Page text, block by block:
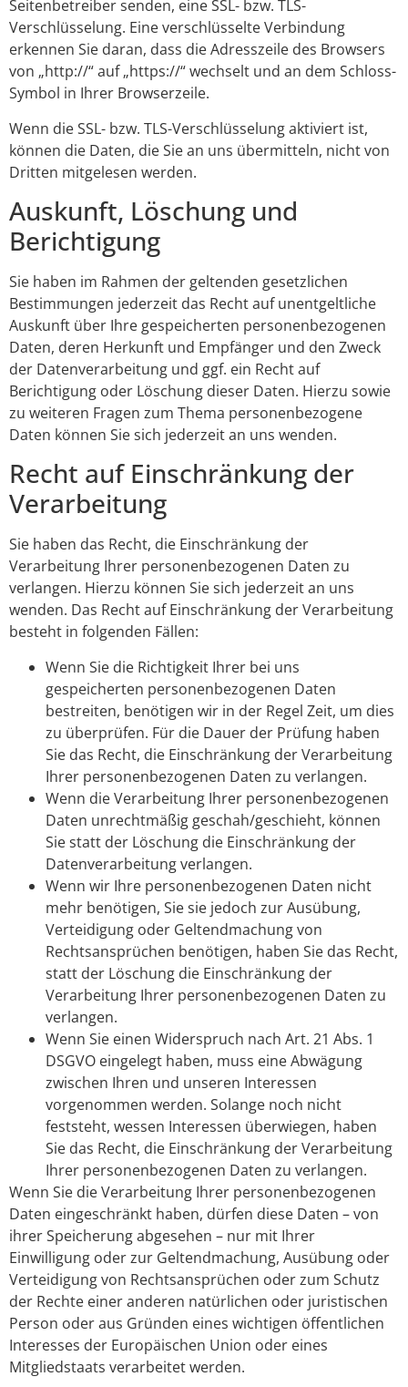
Seitenbetreiber senden, eine SSL- bzw. TLS-
Verschlüsselung. Eine verschlüsselte Verbindung
erkennen Sie daran, dass die Adresszeile des Browsers
von „http://“ auf „https://“ wechselt und an dem Schloss-
Symbol in Ihrer Browserzeile.
Wenn die SSL- bzw. TLS-Verschlüsselung aktiviert ist,
können die Daten, die Sie an uns übermitteln, nicht von
Dritten mitgelesen werden.
Auskunft, Löschung und
Berichtigung
Sie haben im Rahmen der geltenden gesetzlichen
Bestimmungen jederzeit das Recht auf unentgeltliche
Auskunft über Ihre gespeicherten personenbezogenen
Daten, deren Herkunft und Empfänger und den Zweck
der Datenverarbeitung und ggf. ein Recht auf
Berichtigung oder Löschung dieser Daten. Hierzu sowie
zu weiteren Fragen zum Thema personenbezogene
Daten können Sie sich jederzeit an uns wenden.
Recht auf Einschränkung der
Verarbeitung
Sie haben das Recht, die Einschränkung der
Verarbeitung Ihrer personenbezogenen Daten zu
verlangen. Hierzu können Sie sich jederzeit an uns
wenden. Das Recht auf Einschränkung der Verarbeitung
besteht in folgenden Fällen:
Wenn Sie die Richtigkeit Ihrer bei uns
gespeicherten personenbezogenen Daten
bestreiten, benötigen wir in der Regel Zeit, um dies
zu überprüfen. Für die Dauer der Prüfung haben
Sie das Recht, die Einschränkung der Verarbeitung
Ihrer personenbezogenen Daten zu verlangen.
Wenn die Verarbeitung Ihrer personenbezogenen
Daten unrechtmäßig geschah/geschieht, können
Sie statt der Löschung die Einschränkung der
Datenverarbeitung verlangen.
Wenn wir Ihre personenbezogenen Daten nicht
mehr benötigen, Sie sie jedoch zur Ausübung,
Verteidigung oder Geltendmachung von
Rechtsansprüchen benötigen, haben Sie das Recht,
statt der Löschung die Einschränkung der
Verarbeitung Ihrer personenbezogenen Daten zu
verlangen.
Wenn Sie einen Widerspruch nach Art. 21 Abs. 1
DSGVO eingelegt haben, muss eine Abwägung
zwischen Ihren und unseren Interessen
vorgenommen werden. Solange noch nicht
feststeht, wessen Interessen überwiegen, haben
Sie das Recht, die Einschränkung der Verarbeitung
Ihrer personenbezogenen Daten zu verlangen.
Wenn Sie die Verarbeitung Ihrer personenbezogenen
Daten eingeschränkt haben, dürfen diese Daten – von
ihrer Speicherung abgesehen – nur mit Ihrer
Einwilligung oder zur Geltendmachung, Ausübung oder
Verteidigung von Rechtsansprüchen oder zum Schutz
der Rechte einer anderen natürlichen oder juristischen
Person oder aus Gründen eines wichtigen öffentlichen
Interesses der Europäischen Union oder eines
Mitgliedstaats verarbeitet werden.